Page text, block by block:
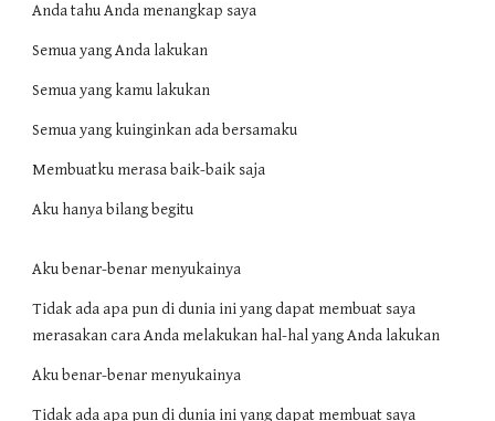
Anda tahu Anda menangkap saya
Semua yang Anda lakukan
Semua yang kamu lakukan
Semua yang kuinginkan ada bersamaku
Membuatku merasa baik-baik saja
Aku hanya bilang begitu
Aku benar-benar menyukainya
Tidak ada apa pun di dunia ini yang dapat membuat saya
merasakan cara Anda melakukan hal-hal yang Anda lakukan
Aku benar-benar menyukainya
Tidak ada apa pun di dunia ini yang dapat membuat saya